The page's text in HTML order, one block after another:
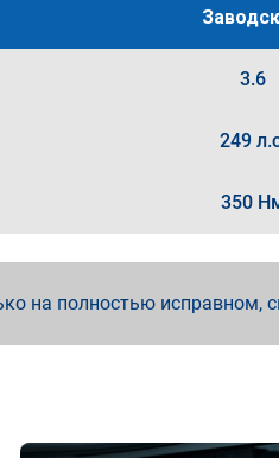
3.6
249
350
на полностью исправном,